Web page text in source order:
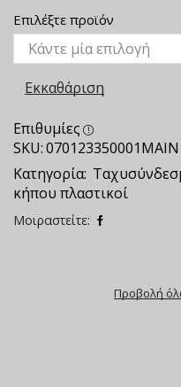
Επιλέξτε προϊόν
Εκκαθάριση
Επιθυμίες
SKU:070123350001ΜΑΙΝ
Κατηγορία:
κήπου πλαστικοί
Μοιραστείτε:
Προβολή